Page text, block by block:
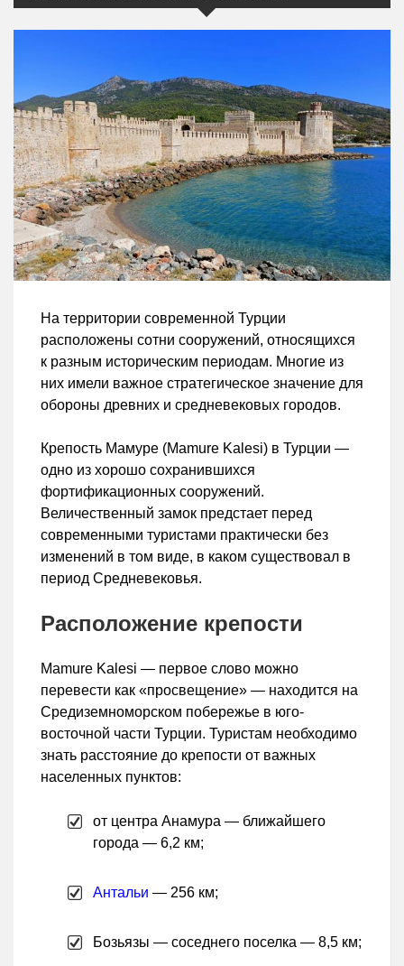
На территории современной Турции
расположены сотни сооружений, относящихся
к разным историческим периодам. Многие из
них имели важное стратегическое значение для
обороны древних и средневековых городов.
Крепость Мамуре (Mamure Kalesi) в Турции —
одно из хорошо сохранившихся
фортификационных сооружений.
Величественный замок предстает перед
современными туристами практически без
изменений в том виде, в каком существовал в
период Средневековья.
Расположение крепости
Mamure Kalesi — первое слово можно
перевести как «просвещение» — находится на
Средиземноморском побережье в юго-
восточной части Турции. Туристам необходимо
знать расстояние до крепости от важных
населенных пунктов:
от центра Анамура — ближайшего
города — 6,2 км;
Антальи — 256 км;
Бозьязы — соседнего поселка — 8,5 км;